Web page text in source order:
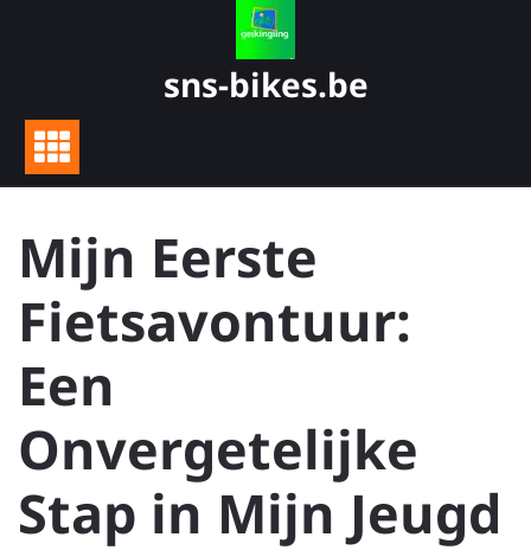
sns-bikes.be
Mijn Eerste
Fietsavontuur:
Een
Onvergetelijke
Stap in Mijn Jeugd